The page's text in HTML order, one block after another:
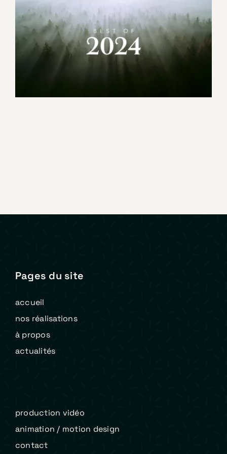
Best Of 2024
Corporate Evénement
Motion design
Pages du site
accueil
nos réalisations
à propos
actualités
production vidéo
animation / motion design
contact